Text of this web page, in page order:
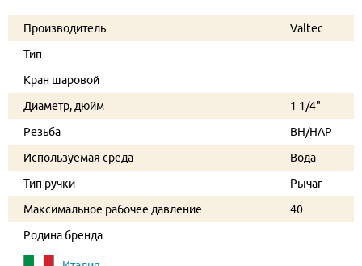
Производитель
Valtec
Тип
Кран шаровой
Диаметр, дюйм
1 1/4"
Резьба
ВН/НАР
Используемая среда
Вода
Тип ручки
Рычаг
Максимальное рабочее давление
40
Родина бренда